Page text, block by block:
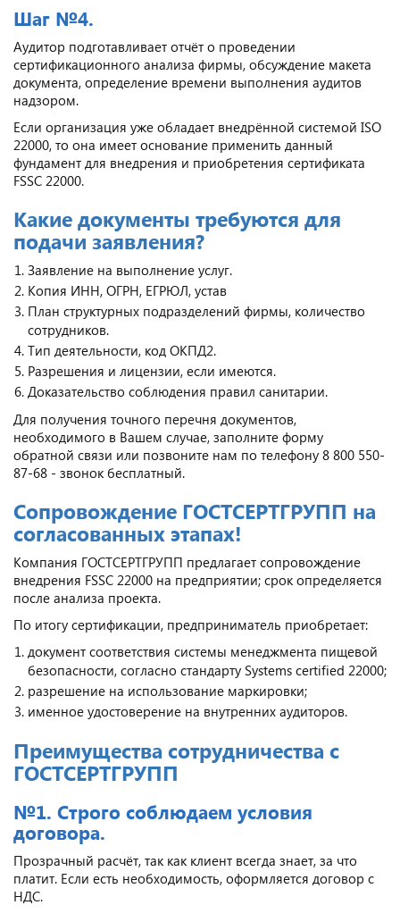
Шаг №4.
Аудитор подготавливает отчёт о проведении
сертификационного анализа фирмы, обсуждение макета
документа, определение времени выполнения аудитов
надзором.
Если организация уже обладает внедрённой системой ISO
22000, то она имеет основание применить данный
фундамент для внедрения и приобретения сертификата
FSSC 22000.
Какие документы требуются для
подачи заявления?
Заявление на выполнение услуг.
Копия ИНН, ОГРН, ЕГРЮЛ, устав
План структурных подразделений фирмы, количество
сотрудников.
Тип деятельности, код ОКПД2.
Разрешения и лицензии, если имеются.
Доказательство соблюдения правил санитарии.
Для получения точного перечня документов,
необходимого в Вашем случае, заполните форму
обратной связи или позвоните нам по телефону 8 800 550-
87-68 - звонок бесплатный.
Сопровождение ГОСТСЕРТГРУПП на
согласованных этапах!
Компания ГОСТСЕРТГРУПП предлагает сопровождение
внедрения FSSC 22000 на предприятии; срок определяется
после анализа проекта.
По итогу сертификации, предприниматель приобретает:
документ соответствия системы менеджмента пищевой
безопасности, согласно стандарту Systems certified 22000;
разрешение на использование маркировки;
именное удостоверение на внутренних аудиторов.
Преимущества сотрудничества с
ГОСТСЕРТГРУПП
№1. Строго соблюдаем условия
договора.
Прозрачный расчёт, так как клиент всегда знает, за что
платит. Если есть необходимость, оформляется договор с
НДС.